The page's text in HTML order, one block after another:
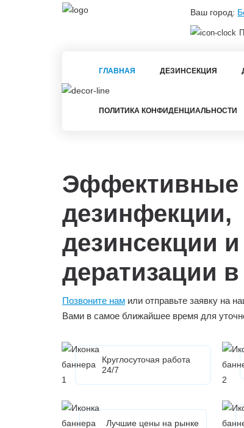
Ваш город:
ГЛАВНАЯ ДЕЗИНСЕКЦИЯ
ПОЛИТИКА КОНФИДЕНЦИАЛЬНОСТИ
Эффективные
дезинфекции,
дезинсекции и
дератизации в
Позвоните нам или отправьте заявку на
Вами в самое ближайшее время для
Круглосуточая работа
24/7
Лучшие цены на рынке